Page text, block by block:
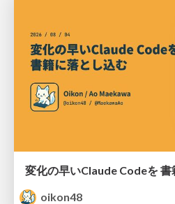
変化の早いClaude Codeを
oikon48